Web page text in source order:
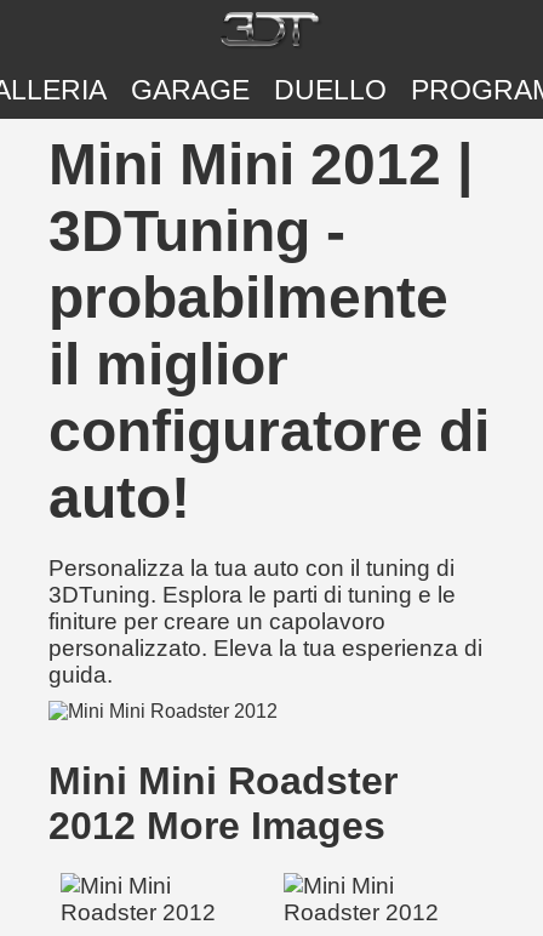
GARAGE DUELLO
Mini Mini 2012 |
3DTuning -
probabilmente
il miglior
configuratore di
auto!
Personalizza la tua auto con il tuning di
3DTuning. Esplora le parti di tuning e le
finiture per creare un capolavoro
personalizzato. Eleva la tua esperienza di
guida.
Mini Mini Roadster
2012 More Images